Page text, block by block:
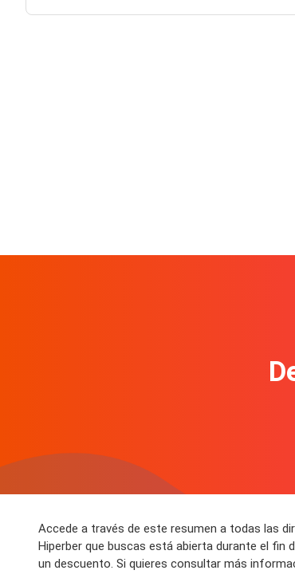
Accede a través de este resumen a todas las
Hiperber que buscas está abierta durante el fin
un descuento. Si quieres consultar más